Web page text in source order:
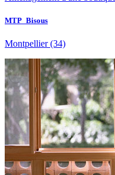
MTP_Bisous
Montpellier(34)